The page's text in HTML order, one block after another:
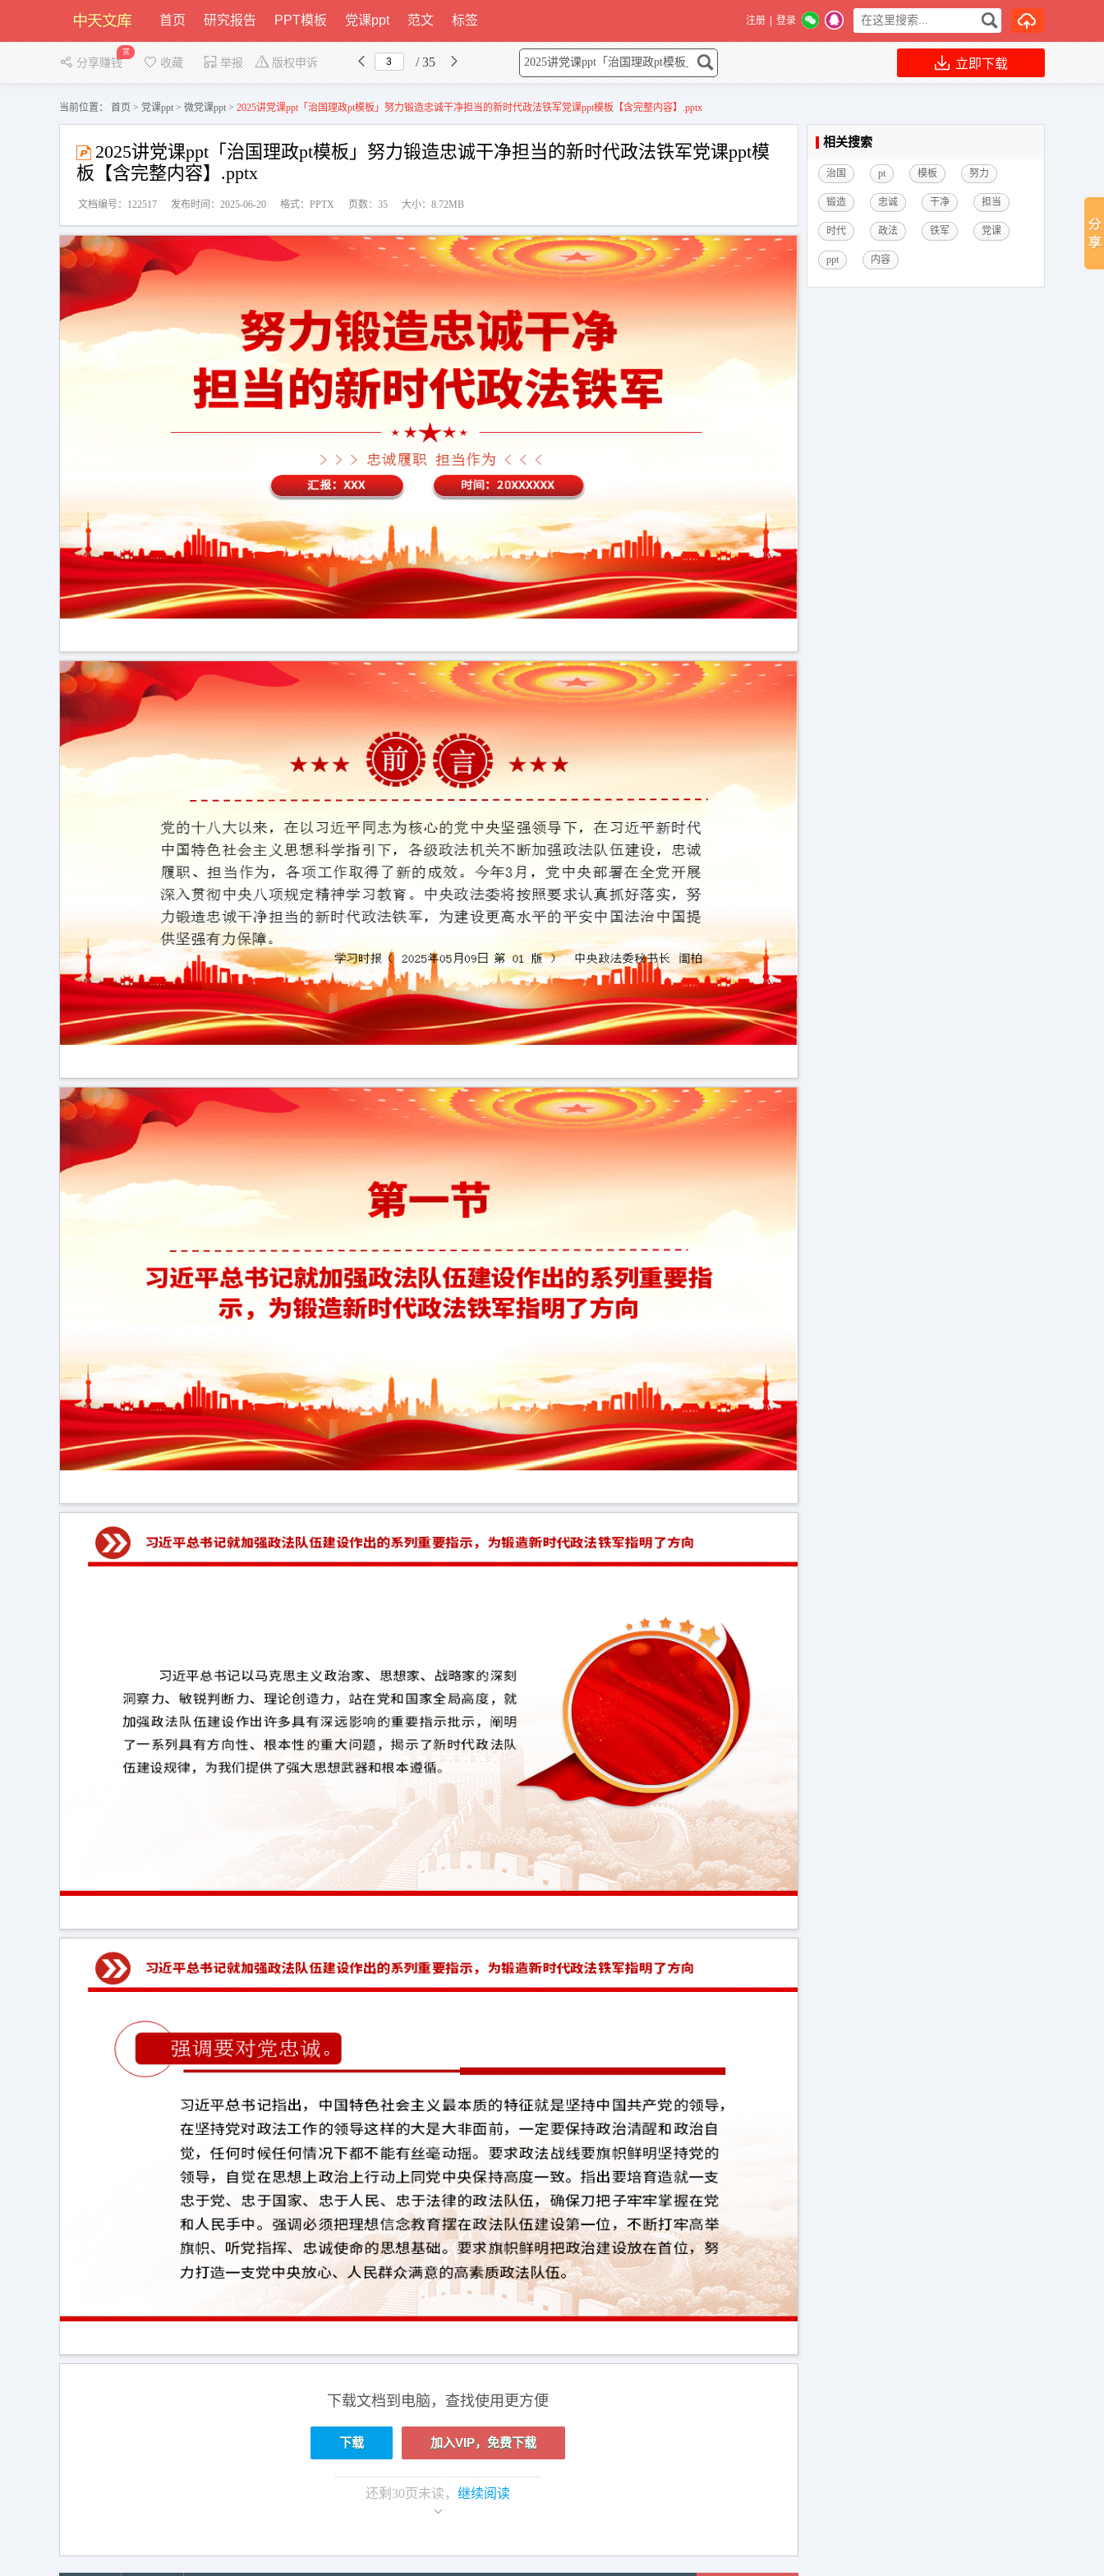
首页 研究报告 PPT模板 党课ppt 范文 标签 注册 登录
分享赚钱
赏
收藏 举报 版权申诉 / 35 立即下载
当前位置： 首页 > 党课ppt > 微党课ppt > 2025讲党课ppt「治国理政pt模板」努力锻造忠诚干净担当的新时代政法铁军党课ppt模板【含完整内容】.pptx
2025讲党课ppt「治国理政pt模板」努力锻造忠诚干净担当的新时代政法铁军党课ppt模
板【含完整内容】.pptx
文档编号：122517 发布时间：2025-06-20 格式：PPTX 页数：35 大小：8.72MB
下载文档到电脑，查找使用更方便
下载 加入VIP，免费下载
还剩 30页未读， 继续阅读
相关搜索
治国 pt 模板 努力
锻造 忠诚 干净 担当
时代 政法 铁军 党课
ppt 内容